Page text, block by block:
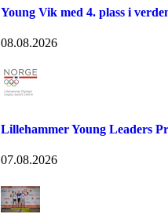
Young Vik med 4. plass i
08.08.2026
Lillehammer Young Leaders
07.08.2026